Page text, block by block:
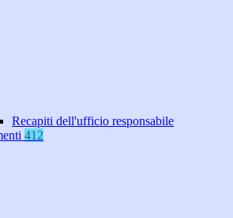
Recapiti dell'ufficio responsabile
412